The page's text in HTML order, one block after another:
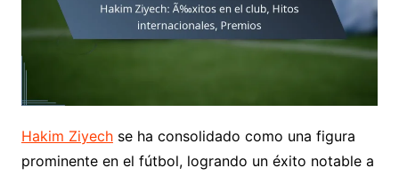
Hakim Ziyechse ha consolidado como una figura
prominente en el fútbol, logrando un éxito notable a